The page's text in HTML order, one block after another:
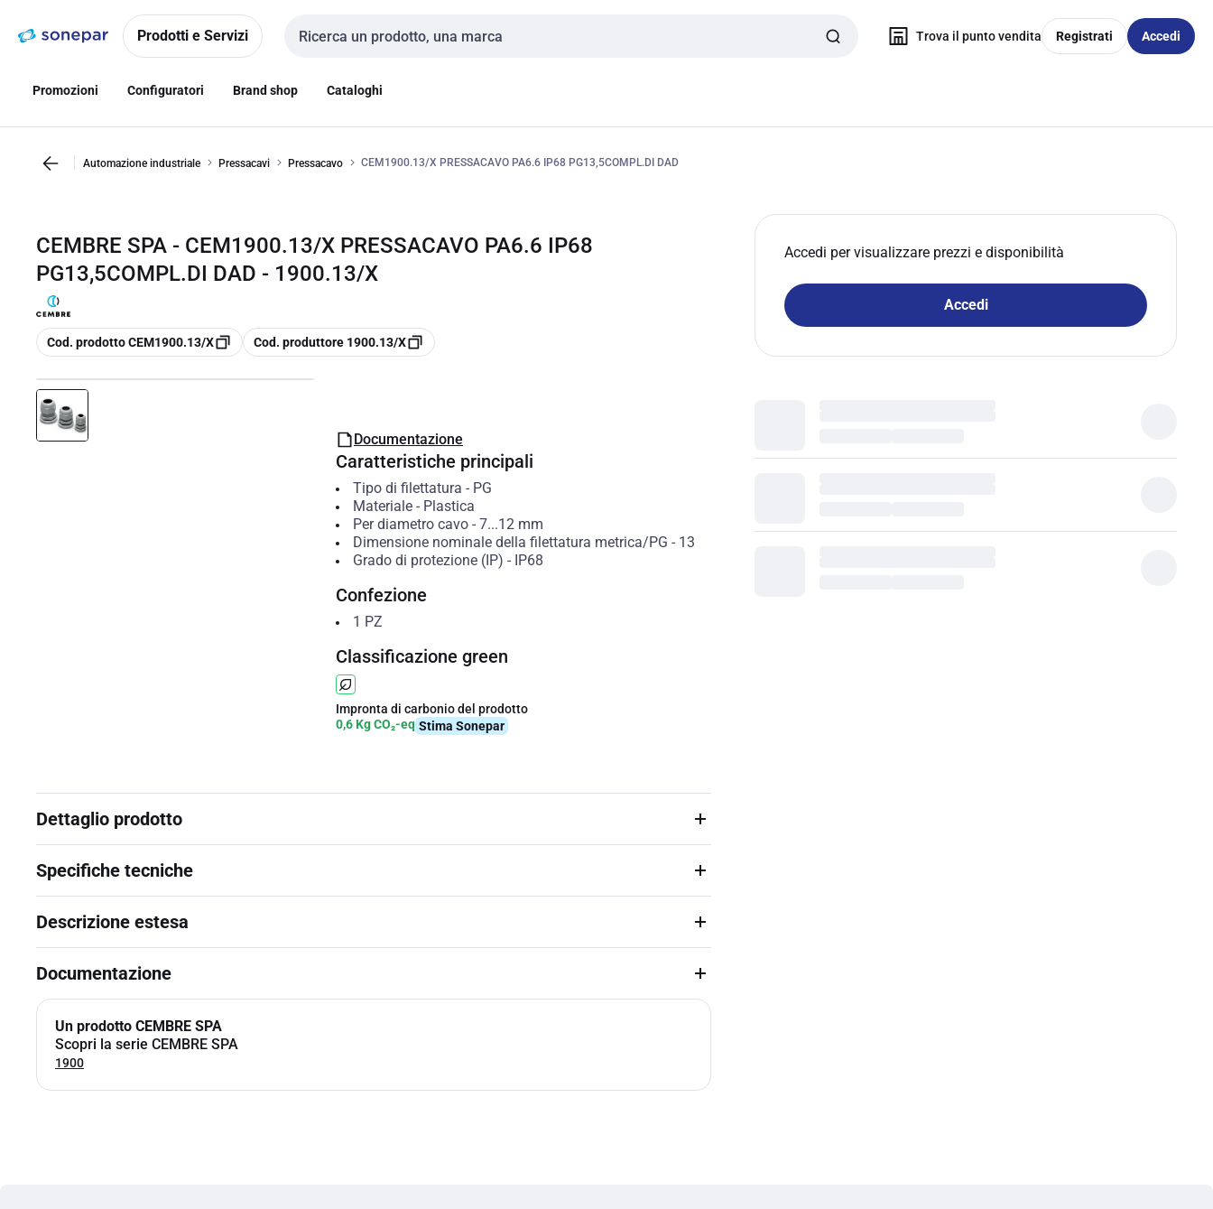
navigazionealla
Prodotti e Servizi
Cerca input
Trova il punto vendita Registrati Accedi
Promozioni Configuratori Brand shop Cataloghi
Automazione industriale Pressacavi Pressacavo CEM1900.13/X PRESSACAVO PA6.6 IP68 PG13,5COMPL.DI DAD
CEMBRE SPA - CEM1900.13/X PRESSACAVO PA6.6 IP68
PG13,5COMPL.DI DAD - 1900.13/X
copia
Cod. prodotto CEM1900.13/X copia
Cod. produttore 1900.13/X
Accedi per visualizzare prezzi e disponibilità
Accedi
Documentazione
Caratteristiche principali
Tipo di filettatura - PG
Materiale- Plastica
Per diametro cavo- 7...12 mm
Dimensione nominale della filettatura metrica/PG - 13
Grado di protezione (IP) - IP68
Confezione
1 PZ
Classificazione green
Impronta di carbonio del prodotto
0,6 Kg CO₂-eq Stima Sonepar
Dettaglio prodotto
Specifiche tecniche
Descrizione estesa
Documentazione
Un prodotto CEMBRE SPA
Scopri la serie CEMBRE SPA
1900